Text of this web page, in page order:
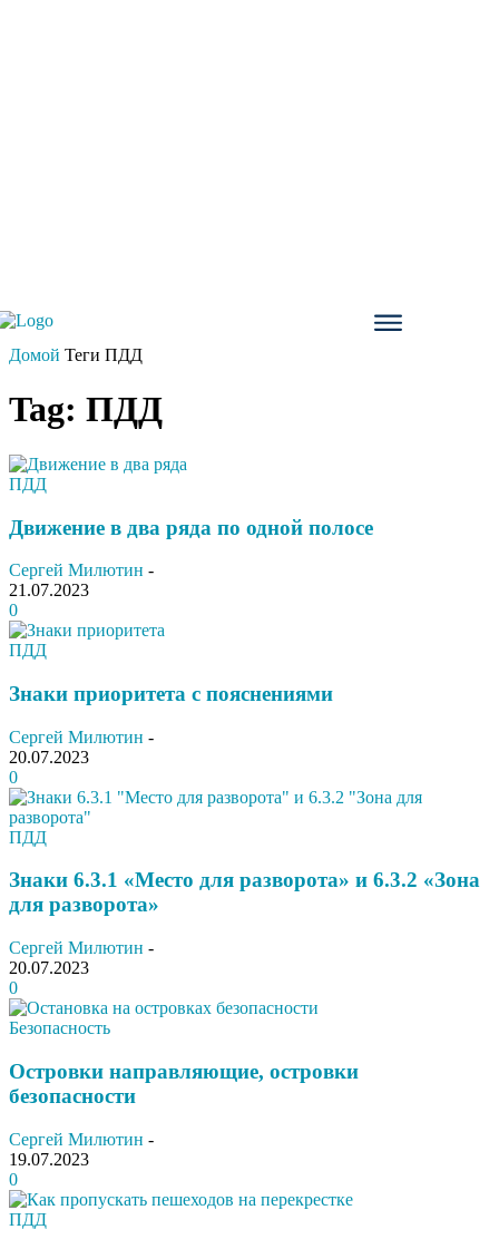
Домой Теги ПДД
Tag: ПДД
ПДД
Движение в два ряда по одной полосе
Сергей Милютин -
21.07.2023
0
ПДД
Знаки приоритета с пояснениями
Сергей Милютин -
20.07.2023
0
ПДД
Знаки 6.3.1 «Место для разворота» и 6.3.2 «Зона
для разворота»
Сергей Милютин -
20.07.2023
0
Безопасность
Островки направляющие, островки
безопасности
Сергей Милютин -
19.07.2023
0
ПДД